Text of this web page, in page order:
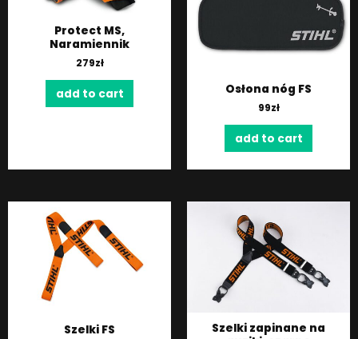
Protect MS,
Naramiennik
279zł
add to cart Osłona nóg FS
99zł
add to cart
Szelki FS
Szelki zapinane na